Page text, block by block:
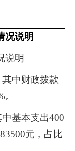
况说明
说明
其中财政拨款
基本支出400
元，占比